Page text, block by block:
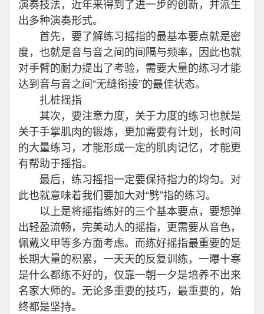
演奏技法，近年来得到了进一步的创新，并派生
出多种演奏形式。
首先，要了解练习摇指的最基本要点就是密
度，也就是音与音之间的间隔与频率，因此也就
对手臂的耐力提出了考验，需要大量的练习才能
达到音与音之间“无缝衔接”的最佳状态。
扎桩摇指
其次，要注意力度，关于力度的练习也就是
关于手掌肌肉的锻炼，更加需要有计划，长时间
的大量练习，才能形成一定的肌肉记忆，才能更
有帮助于摇指。
最后，练习摇指一定要保持指力的均匀。对
此也就意味着我们要加大对“劈”指的练习。
以上是将摇指练好的三个基本要点，要想弹
出轻盈流畅，完美动人的摇指，更需要从音色，
佩戴义甲等多方面考虑。而练好摇指最重要的是
长期大量的积累，一天天的反复训练，一曝十寒
是什么都练不好的，仅靠一朝一夕是培养不出来
名家大师的。无论多重要的技巧，最重要的，始
终都是坚持。